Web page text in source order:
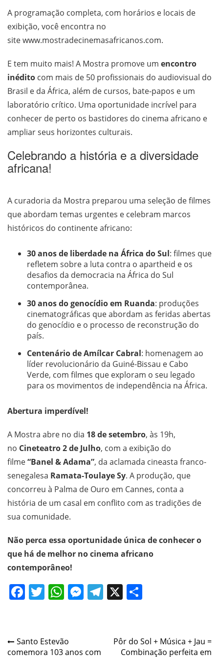
A programação completa, com horários e locais de
exibição, você encontra no
sitewww.mostradecinemasafricanos.com.
E tem muito mais! A Mostra promove um encontro
inédito com mais de 50 profissionais do audiovisual do
Brasil e da África, além de cursos, bate-papos e um
laboratório crítico. Uma oportunidade incrível para
conhecer de perto os bastidores do cinema africano e
ampliar seus horizontes culturais.
Celebrando a história e a diversidade
africana!
A curadoria da Mostra preparou uma seleção de filmes
que abordam temas urgentes e celebram marcos
históricos do continente africano:
30 anos de liberdade na África do Sul: filmes que
refletem sobre a luta contra o apartheid e os
desafios da democracia na África do Sul
contemporânea.
30 anos do genocídio em Ruanda: produções
cinematográficas que abordam as feridas abertas
do genocídio e o processo de reconstrução do
país.
Centenário de Amílcar Cabral: homenagem ao
líder revolucionário da Guiné-Bissau e Cabo
Verde, com filmes que exploram o seu legado
para os movimentos de independência na África.
Abertura imperdível!
A Mostra abre no dia 18 de setembro, às 19h,
no Cineteatro 2 de Julho, com a exibição do
filme“Banel & Adama”, da aclamada cineasta franco-
senegalesa Ramata-Toulaye Sy. A produção, que
concorreu à Palma de Ouro em Cannes, conta a
história de um casal em conflito com as tradições de
sua comunidade.
Não perca essa oportunidade única de conhecer o
que há de melhor no cinema africano
contemporâneo!
Facebook
Twitter
WhatsApp
Messenger
Telegram
X
Post
Santo Estevão
comemora 103 anos com
Pôr do Sol + Música + Jau =
Combinação perfeita em